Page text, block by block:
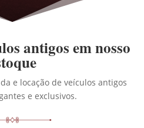
antigos em nosso
e locação de veículos antigos
e exclusivos.